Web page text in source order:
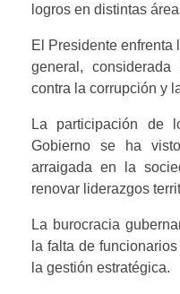
logros en distintas
El Presidente enfrenta
general,
contra la corrupción y
La participación de
Gobierno se ha
arraigada en la
renovar liderazgos
La burocracia
la falta de
la gestión estratégica.